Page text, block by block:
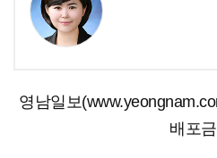
영남일보
배포